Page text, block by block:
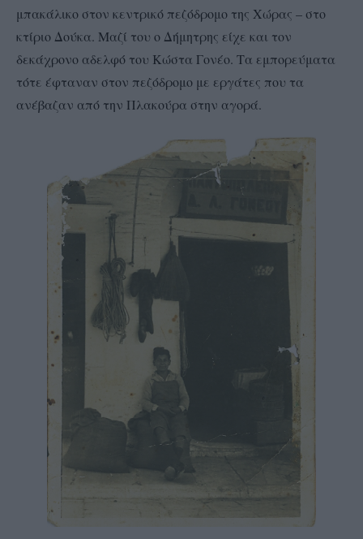
μπακάλικο στον κεντρικό πεζόδρομο της Χώρας – στο
κτίριο Δούκα. Μαζί του ο Δήμητρης είχε και τον
δεκάχρονο αδελφό του Κώστα Γονέο. Τα εμπορεύματα
τότε έφταναν στον πεζόδρομο με εργάτες που τα
ανέβαζαν από την Πλακούρα στην αγορά.